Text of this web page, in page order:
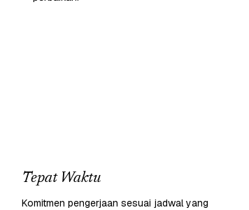
Tepat Waktu
Komitmen pengerjaan sesuai jadwal yang